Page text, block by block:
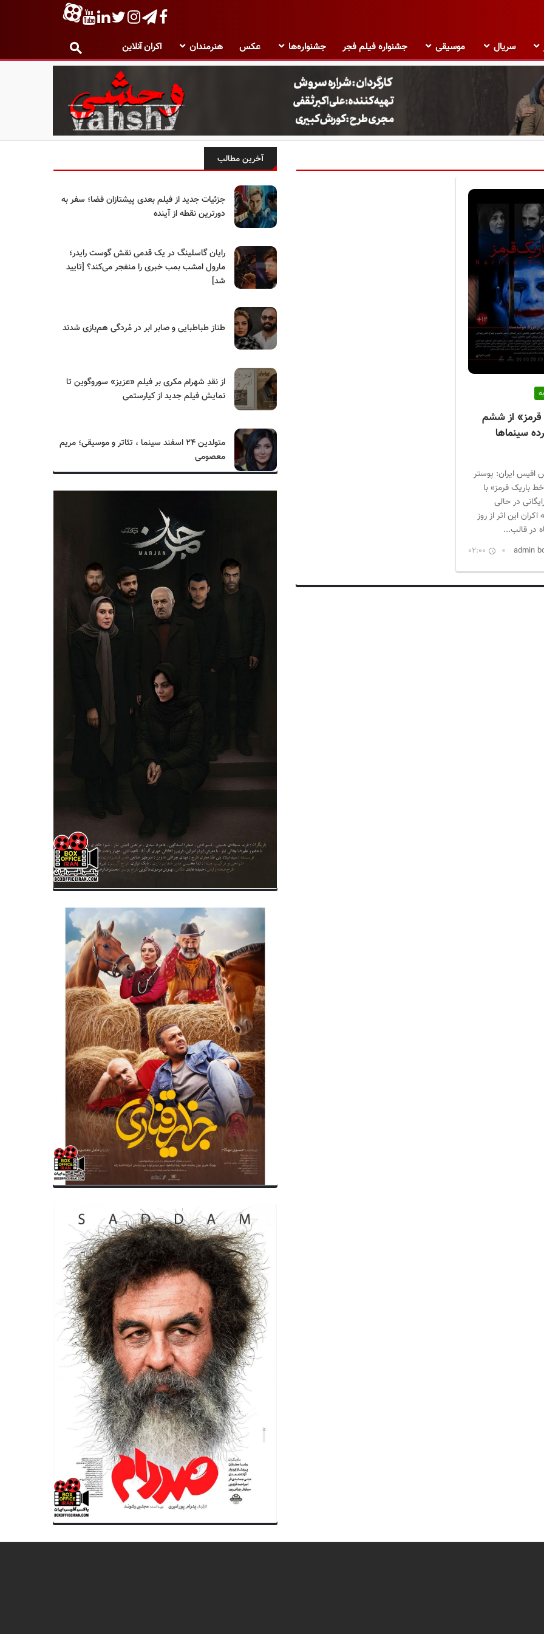
سریال موسیقی جشنواره فیلم فجر جشنواره‌ها عکس هنرمندان اکران آنلاین
از ششم
سینماها
افیس ایران: پوستر
باریک قرمز» با
در حالی
این اثر از روز
در قالب...
02:00
آخرین مطالب
جزئیات جدید از فیلم بعدی پیشتازان فضا؛ سفر به
دورترین نقطه از آینده
رایان گاسلینگ در یک قدمی نقش گوست رایدر؛
مارول امشب بمب خبری را منفجر می‌کند؟ [تایید
شد]
طناز طباطبایی و صابر ابر در مُردگی هم‌بازی شدند
از نقدِ شهرام مکری بر فیلم «عزیز» سوروگوین تا
نمایش فیلم جدید از کیارستمی
متولدین ۲۴ اسفند سینما ، تئاتر و موسیقی؛ مریم
معصومی